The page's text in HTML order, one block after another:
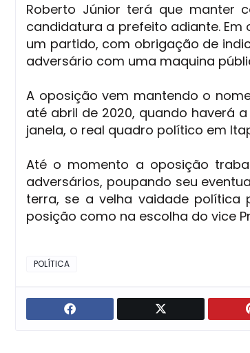
Roberto Júnior terá que manter
candidatura a prefeito adiante.
um partido, com obrigação de
adversário com uma maquina
A oposição vem mantendo o
até abril de 2020, quando haverá
janela, o real quadro político em
Até o momento a oposição
adversários, poupando seu
terra, se a velha vaidade
posição como na escolha do vice
POLÍTICA